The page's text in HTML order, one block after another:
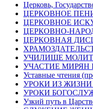
Церковь,
ЦЕРКОВНОЕ
ЦЕРКОВНОЕ
ЦЕРКОВНО-
ЦЕРКОВНАЯ
УЧИЛИЩЕ
УЧАСТИЕ МИРЯН
Уставные чтения
УРОКИ ИЗ
УРОКИ
Узкий путь в